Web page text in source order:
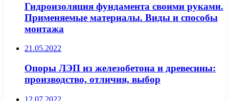
Гидроизоляция фундамента своими руками.
Применяемые материалы. Виды и способы
монтажа
21.05.2022
Опоры ЛЭП из железобетона и древесины:
производство, отличия, выбор
12.07.2022